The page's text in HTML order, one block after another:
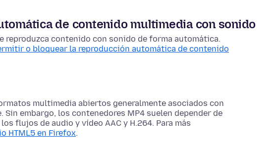
de contenido multimedia con sonido
reproduzca contenido con sonido de forma automática.
o bloquear la reproducción automática de contenido
multimedia abiertos generalmente asociados con
Sin embargo, los contenedores MP4 suelen depender de
flujos de audio y vídeo AAC y H.264. Para más
HTML5 en Firefox.